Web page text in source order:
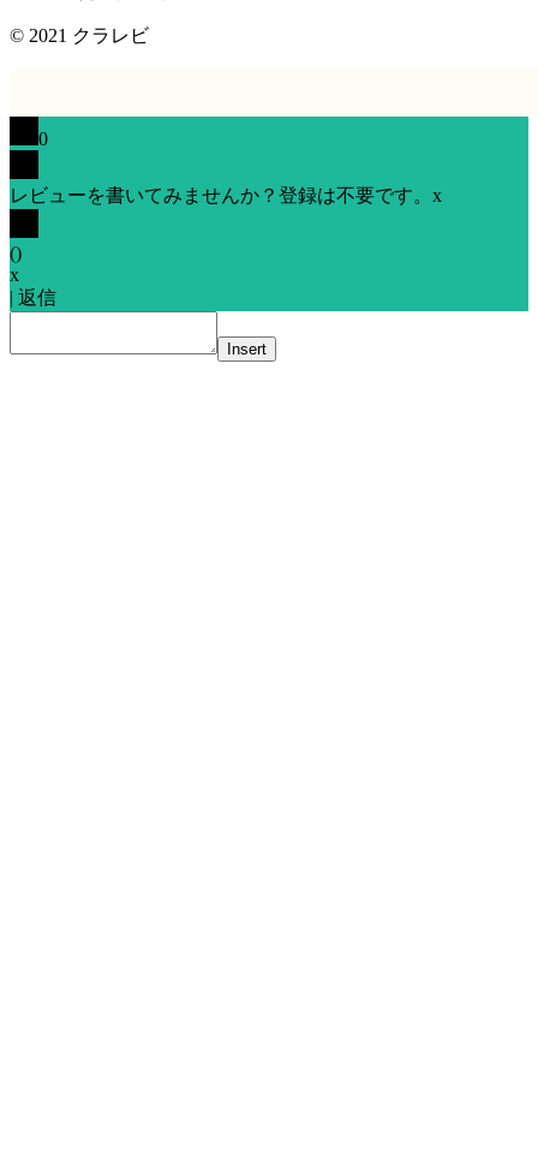
© 2021 クラレビ
0
レビューを書いてみませんか？登録は不要です。 x
()
x
| 返信
Insert